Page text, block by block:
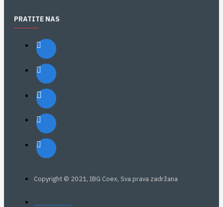
PRATITE NAS
Copyright © 2021, IBG Coex, Sva prava zadržana